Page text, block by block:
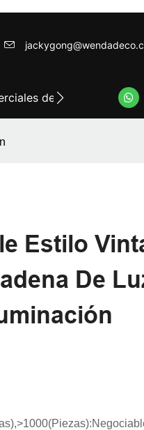
de iluminación
Estilo
De